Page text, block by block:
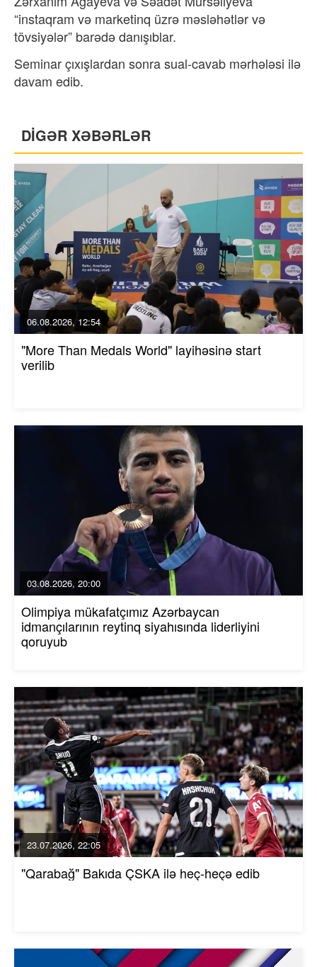
“instaqram və marketinq üzrə məsləhətlər və
tövsiyələr” barədə danışıblar.
Seminar çıxışlardan sonra sual-cavab mərhələsi ilə
davam edib.
DİGƏR XƏBƏRLƏR
06.08.2026, 12:54
"More Than Medals World" layihəsinə start
verilib
03.08.2026, 20:00
Olimpiya mükafatçımız Azərbaycan
idmançılarının reytinq siyahısında liderliyini
qoruyub
23.07.2026, 22:05
"Qarabağ" Bakıda ÇSKA ilə heç-heçə edib